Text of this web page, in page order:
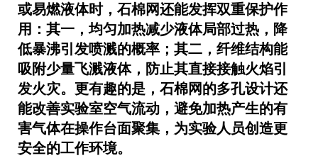
或易燃液体时，石棉网还能发挥双重保护作
用：其一，均匀加热减少液体局部过热，降
低暴沸引发喷溅的概率；其二，纤维结构能
吸附少量飞溅液体，防止其直接接触火焰引
发火灾。更有趣的是，石棉网的多孔设计还
能改善实验室空气流动，避免加热产生的有
害气体在操作台面聚集，为实验人员创造更
安全的工作环境。